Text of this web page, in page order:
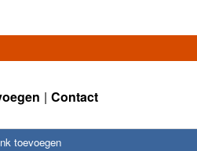
Contact
toevoegen